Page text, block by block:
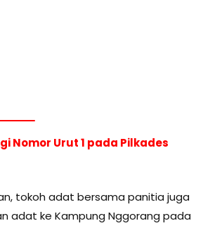
Nomor Urut 1 pada Pilkades
tokoh adat bersama panitia juga
adat ke Kampung Nggorang pada